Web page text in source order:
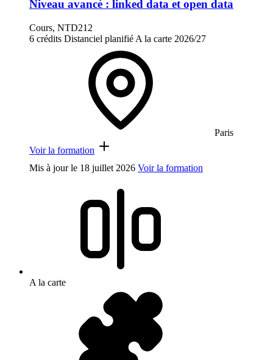
Niveau avancé : linked data et open data
Cours, NTD212
6 crédits Distanciel planifié A la carte 2026/27
Paris
Voir la formation
Mis à jour le 18 juillet 2026 Voir la formation
A la carte